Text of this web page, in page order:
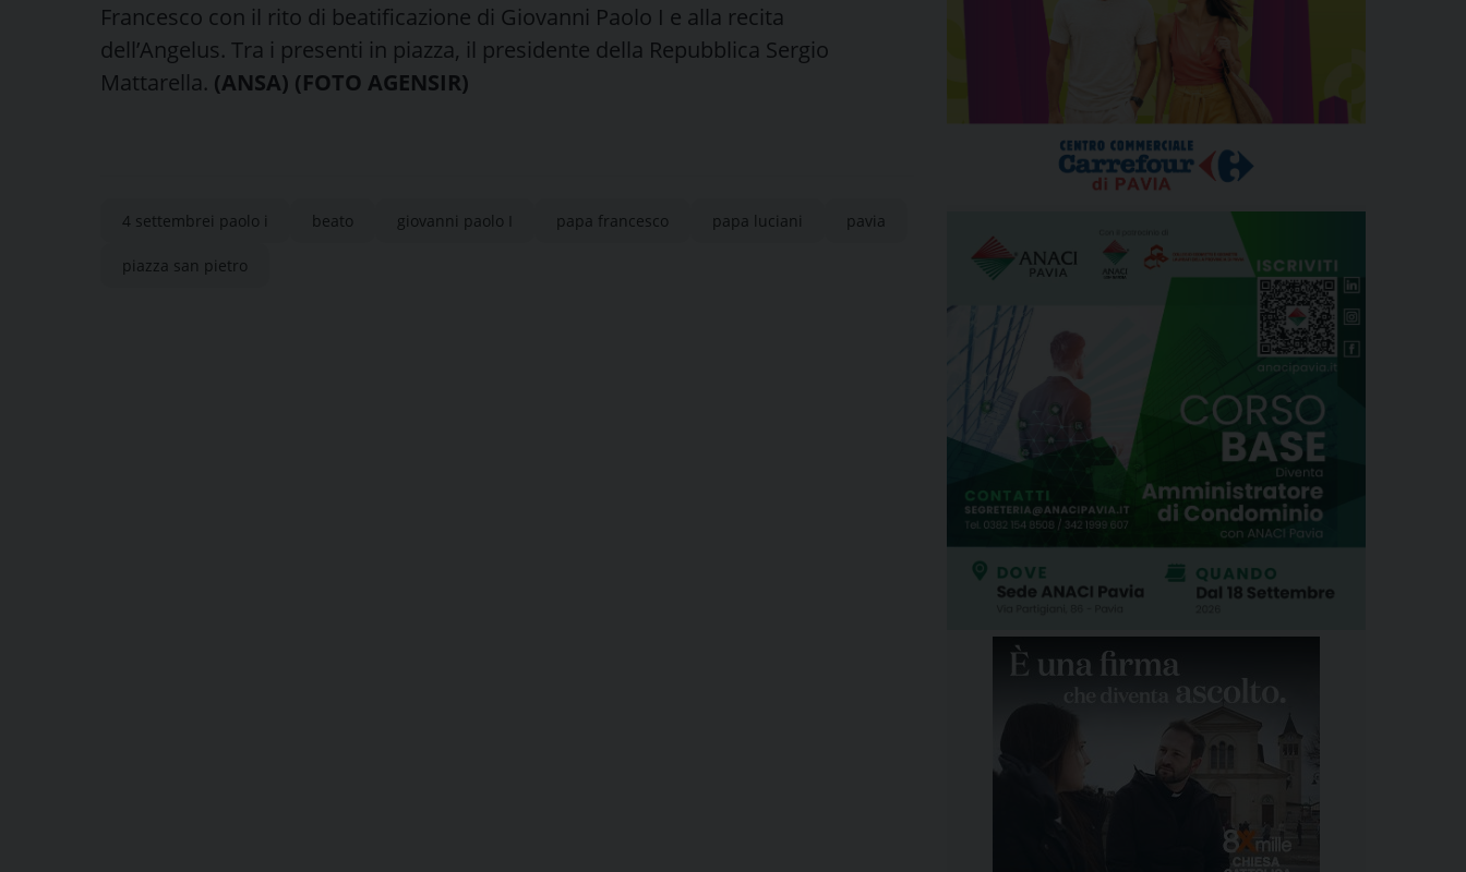
Francesco con il rito di beatificazione di Giovanni Paolo I e alla recita
dell’Angelus. Tra i presenti in piazza, il presidente della Repubblica Sergio
Mattarella. (ANSA) (FOTO AGENSIR)
4 settembrei paolo i beato giovanni paolo I papa francesco papa luciani pavia
piazza san pietro